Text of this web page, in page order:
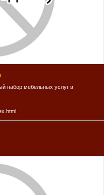
набор мебельных услуг в